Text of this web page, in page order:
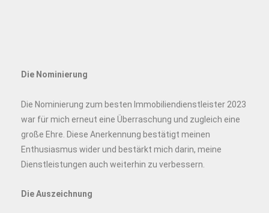
Die Nominierung
Die Nominierung zum besten Immobiliendienstleister 2023
war für mich erneut eine Überraschung und zugleich eine
große Ehre. Diese Anerkennung bestätigt meinen
Enthusiasmus wider und bestärkt mich darin, meine
Dienstleistungen auch weiterhin zu verbessern.
Die Auszeichnung